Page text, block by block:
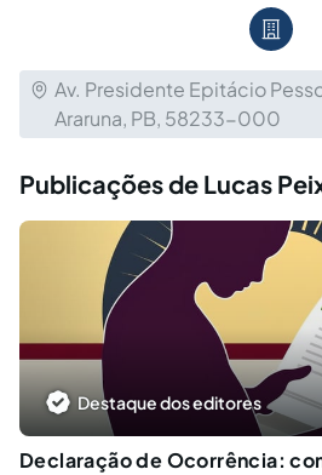
Av. Presidente Epitácio
Araruna, PB, 58233-000
Publicações de Lucas
Destaque dos editores
Declaração de Ocorrência: